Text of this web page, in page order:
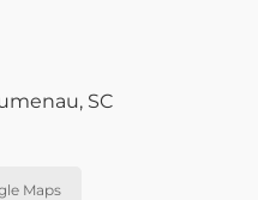
SC
Maps